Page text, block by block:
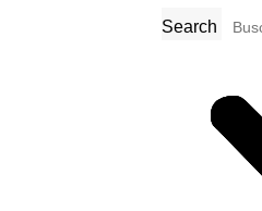
Search
Search
Search